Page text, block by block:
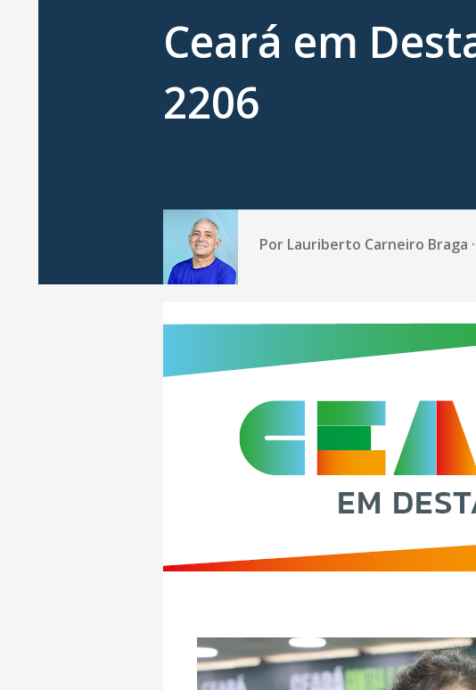
Ceará em
2206
Por Lauriberto Carneiro Braga